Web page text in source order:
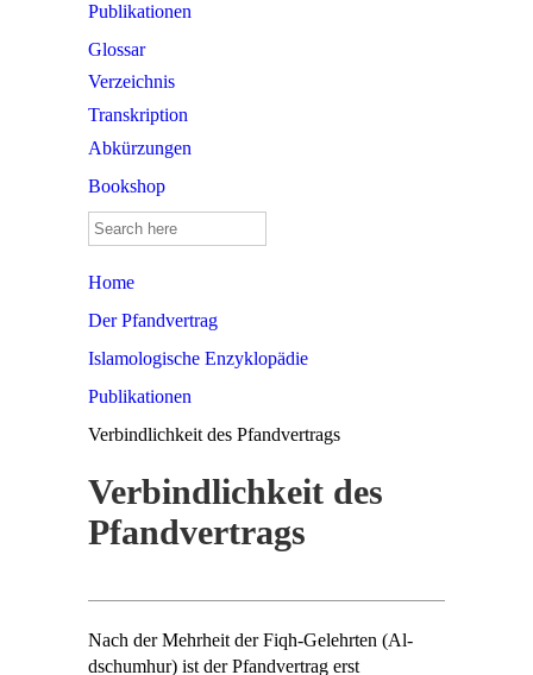
Publikationen
Glossar
Verzeichnis
Transkription
Abkürzungen
Bookshop
Search
for:
Home
Der Pfandvertrag
Islamologische Enzyklopädie
Publikationen
Verbindlichkeit des Pfandvertrags
Verbindlichkeit des
Pfandvertrags
Nach der Mehrheit der Fiqh-Gelehrten (Al-
dschumhur) ist der Pfandvertrag erst